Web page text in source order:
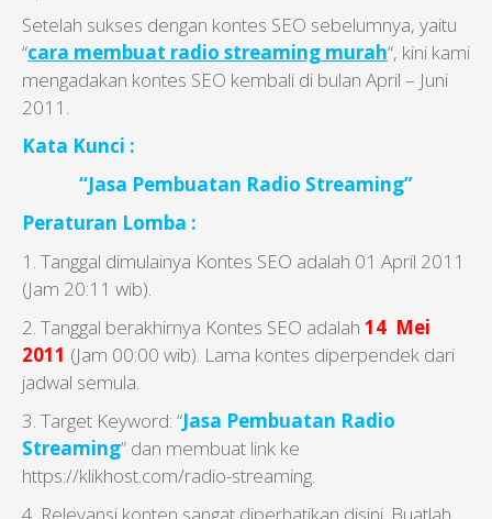
Setelah sukses dengan kontes SEO sebelumnya, yaitu
“cara membuat radio streaming murah“, kini kami
mengadakan kontes SEO kembali di bulan April – Juni
2011.
Kata Kunci :
“Jasa Pembuatan Radio Streaming”
Peraturan Lomba :
1. Tanggal dimulainya Kontes SEO adalah 01 April 2011
(Jam 20:11 wib).
2. Tanggal berakhirnya Kontes SEO adalah 14 Mei
2011 (Jam 00:00 wib). Lama kontes diperpendek dari
jadwal semula.
3. Target Keyword: “Jasa Pembuatan Radio
Streaming” dan membuat link ke
https://klikhost.com/radio-streaming.